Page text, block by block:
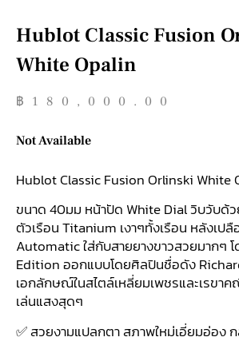
Hublot Classic Fusion
White Opalin
฿ 180,000.00
Not Available
Hublot Classic Fusion Orlinski White
ขนาด 40มม หน้าปัด White Dial วิบวับด้
ตัวเรือน Titanium เงาๆทั้งเรือน หลังเปลื
Automatic ใส่กับสายยางขาวสวยมากๆ
Edition ออกแบบโดยศิลปินชื่อดัง
เอกลักษณ์ในสไตล์เหลี่ยมเพชรและเรขา
เล่นแสงสุดๆ
✅ สวยงามแปลกตา สภาพใหม่เอี่ยมอ่อง